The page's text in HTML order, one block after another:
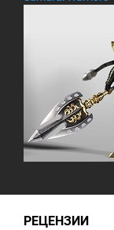
РЕЦЕНЗИИ